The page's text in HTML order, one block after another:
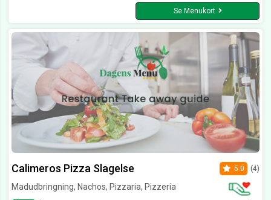
Se Menukort
Calimeros Pizza Slagelse
Madudbringning, Nachos, Pizzaria, Pizzeria
5.0 (4)